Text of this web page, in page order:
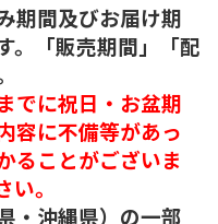
期間及びお届け期
。「販売期間」「配
でに祝日・お盆期
容に不備等があっ
ることがございま
。
・沖縄県）の一部